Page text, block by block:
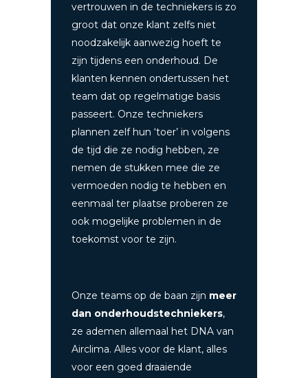
vertrouwen in de techniekers is zo
groot dat onze klant zelfs niet
noodzakelijk aanwezig hoeft te
zijn tijdens een onderhoud. De
klanten kennen ondertussen het
team dat op regelmatige basis
passeert. Onze techniekers
plannen zelf hun ‘toer’ in volgens
de tijd die ze nodig hebben, ze
nemen de stukken mee die ze
vermoeden nodig te hebben en
eenmaal ter plaatse proberen ze
ook mogelijke problemen in de
toekomst voor te zijn.
Onze teams op de baan zijn meer
dan onderhoudstechniekers,
ze ademen allemaal het DNA van
Airclima. Alles voor de klant, alles
voor een goed draaiende